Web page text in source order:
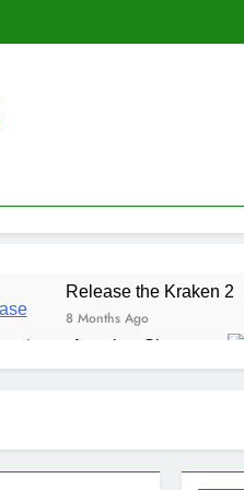
Release the Kraken 2
8 Months Ago
Angel vs Sinner
9 Months Ago
Tropical Tiki